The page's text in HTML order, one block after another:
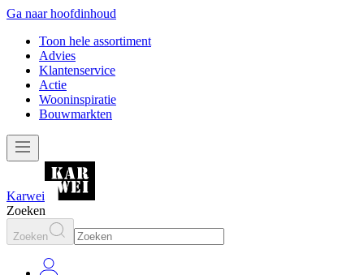
Ga naar hoofdinhoud
Toon hele assortiment
Advies
Klantenservice
Actie
Wooninspiratie
Bouwmarkten
Karwei
Zoeken
Zoeken